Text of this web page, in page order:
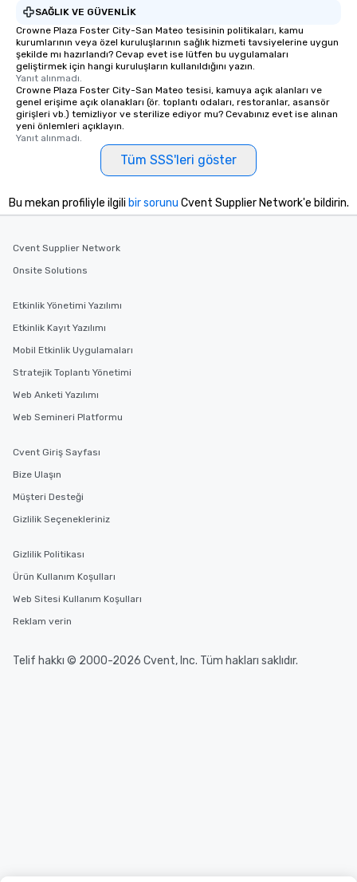
SAĞLIK VE GÜVENLIK
Crowne Plaza Foster City-San Mateo tesisinin politikaları, kamu
kurumlarının veya özel kuruluşlarının sağlık hizmeti tavsiyelerine uygun
şekilde mı hazırlandı? Cevap evet ise lütfen bu uygulamaları
geliştirmek için hangi kuruluşların kullanıldığını yazın.
Yanıt alınmadı.
Crowne Plaza Foster City-San Mateo tesisi, kamuya açık alanları ve
genel erişime açık olanakları (ör. toplantı odaları, restoranlar, asansör
girişleri vb.) temizliyor ve sterilize ediyor mu? Cevabınız evet ise alınan
yeni önlemleri açıklayın.
Yanıt alınmadı.
Tüm SSS'leri göster
Bu mekan profiliyle ilgili bir sorunu Cvent Supplier Network'e bildirin.
Cvent Supplier Network
Onsite Solutions
Etkinlik Yönetimi Yazılımı
Etkinlik Kayıt Yazılımı
Mobil Etkinlik Uygulamaları
Stratejik Toplantı Yönetimi
Web Anketi Yazılımı
Web Semineri Platformu
Cvent Giriş Sayfası
Bize Ulaşın
Müşteri Desteği
Gizlilik Seçenekleriniz
Gizlilik Politikası
Ürün Kullanım Koşulları
Web Sitesi Kullanım Koşulları
Reklam verin
Telif hakkı © 2000-2026 Cvent, Inc. Tüm hakları saklıdır.